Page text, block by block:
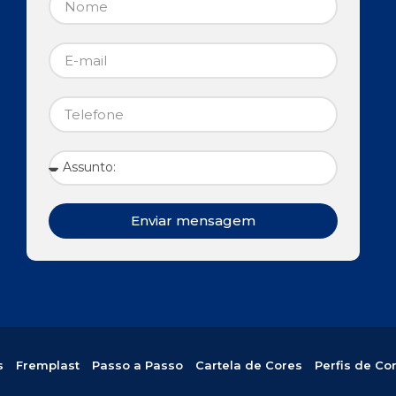
Enviar mensagem
Fremplast Passo a Passo Cartela de Cores Perfis de